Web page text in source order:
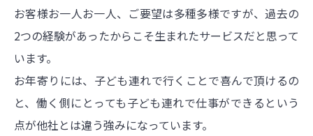
お客様お一人お一人、ご要望は多種多様ですが、過去の
2つの経験があったからこそ生まれたサービスだと思って
います。
お年寄りには、子ども連れで行くことで喜んで頂けるの
と、働く側にとっても子ども連れで仕事ができるという
点が他社とは違う強みになっています。